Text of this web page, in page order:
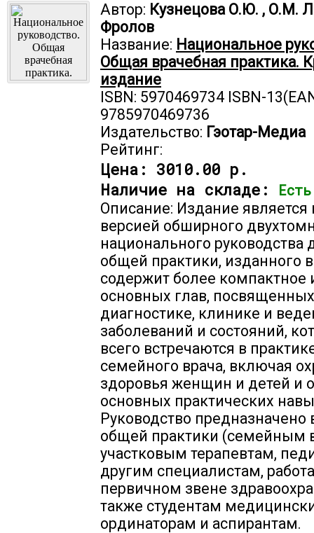
Автор: Кузнецова О.Ю. , О.М.
Фролов
Название: Национальное
Общая врачебная практика.
издание
ISBN: 5970469734 ISBN-
9785970469736
Издательство: Гэотар-Медиа
Рейтинг:
Цена: 3010.00 р.
Наличие на складе:
Описание: Издание является
версией обширного
национального руководства
общей практики, изданного в
содержит более компактное
основных глав, посвященных
диагностике, клинике и
заболеваний и состояний,
всего встречаются в
семейного врача, включая
здоровья женщин и детей и
основных практических
Руководство предназначено
общей практики (семейным
участковым терапевтам,
другим специалистам,
первичном звене
также студентам
ординаторам и аспирантам.